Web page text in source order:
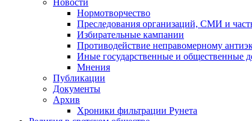
Новости
Нормотворчество
Преследования организаций, СМИ и
Избирательные кампании
Противодействие неправомерному
Иные государственные и общественные
Мнения
Публикации
Документы
Архив
Хроники фильтрации Рунета